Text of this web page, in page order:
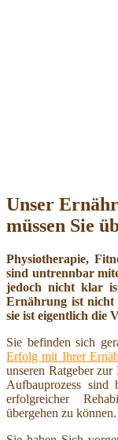
Unser
müssen Sie
Physiotherapie,
sind untrennbar
jedoch nicht klar
Ernährung ist
sie ist eigentlich die
Sie befinden sich
Erfolg mit Ihrer
unseren Ratgeber
Aufbauprozess sind
erfolgreicher
übergehen zu können.